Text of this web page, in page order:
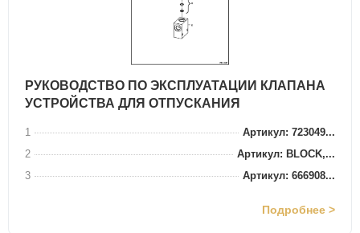
РУКОВОДСТВО ПО ЭКСПЛУАТАЦИИ КЛАПАНА
УСТРОЙСТВА ДЛЯ ОТПУСКАНИЯ
1
Артикул: 723049...
2
Артикул: BLOCK,...
3
Артикул: 666908...
Подробнее >